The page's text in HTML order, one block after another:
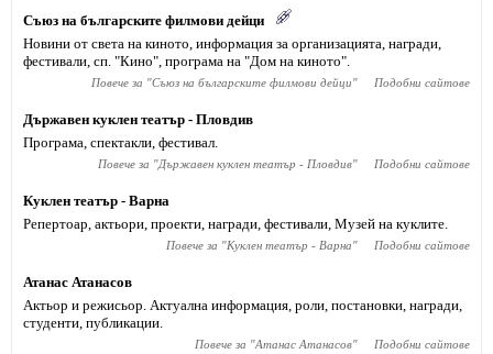
Съюз на българските филмови дейци
Новини от света на киното, информация за организацията, награди,
фестивали, сп. "Кино", програма на "Дом на киното".
Повече за "Съюз на българските филмови дейци" Подобни сайтове
Държавен куклен театър - Пловдив
Програма, спектакли, фестивал.
Повече за "Държавен куклен театър - Пловдив" Подобни сайтове
Куклен театър - Варна
Репертоар, актьори, проекти, награди, фестивали, Музей на куклите.
Повече за "Куклен театър - Варна" Подобни сайтове
Атанас Атанасов
Актьор и режисьор. Актуална информация, роли, постановки, награди,
студенти, публикации.
Повече за "Атанас Атанасов" Подобни сайтове